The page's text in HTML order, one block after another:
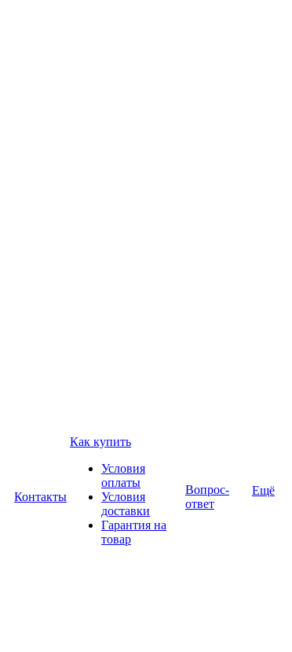
Контакты
Как купить
Условия
оплаты
Условия
доставки
Гарантия на
товар
Вопрос-
ответ
Ещё